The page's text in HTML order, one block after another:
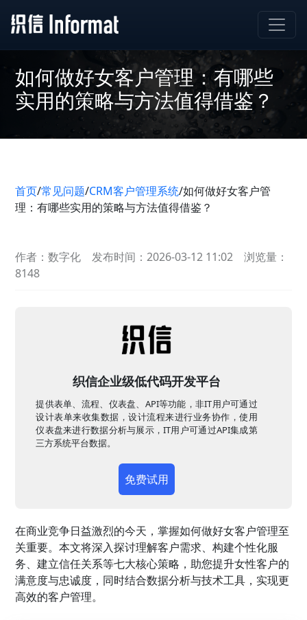
如何做好女客户管理：有哪些
实用的策略与方法值得借鉴？
首页/常见问题/CRM客户管理系统/如何做好女客户管
理：有哪些实用的策略与方法值得借鉴？
作者：数字化 发布时间：2026-03-12 11:02
浏览量：
8148
织信企业级低代码开发平台
提供表单、流程、仪表盘、API等功能，非IT用户可通过
设计表单来收集数据，设计流程来进行业务协作，使用
仪表盘来进行数据分析与展示，IT用户可通过API集成第
三方系统平台数据。
免费试用
在商业竞争日益激烈的今天，掌握如何做好女客户管理至
关重要。本文将深入探讨理解客户需求、构建个性化服
务、建立信任关系等七大核心策略，助您提升女性客户的
满意度与忠诚度，同时结合数据分析与技术工具，实现更
高效的客户管理。